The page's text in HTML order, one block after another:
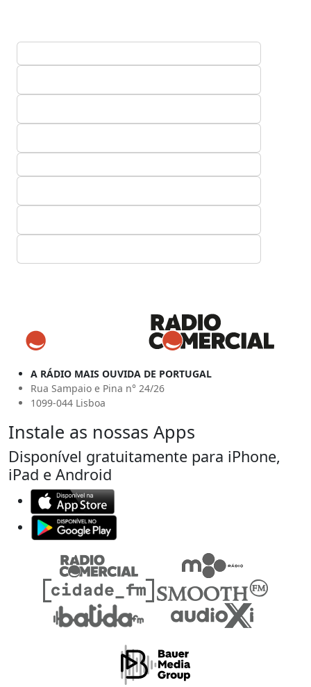
A RÁDIO MAIS OUVIDA DE PORTUGAL
Rua Sampaio e Pina n° 24/26
1099-044 Lisboa
Instale as nossas Apps
Disponível gratuitamente para iPhone,
iPad e Android